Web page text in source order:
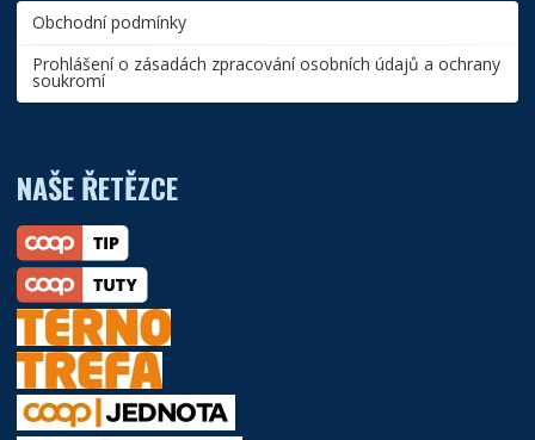
Obchodní podmínky
Prohlášení o zásadách zpracování osobních údajů a ochrany
soukromí
NAŠE ŘETĚZCE